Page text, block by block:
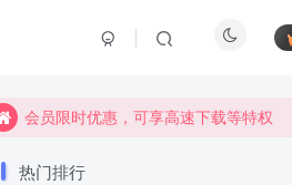
会员限时优惠，可享高速下载等特权
会员限时优惠，可享高速下载等特权
热门排行